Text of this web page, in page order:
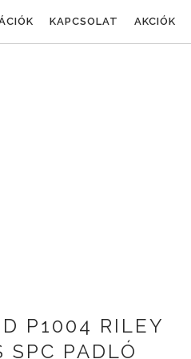
KAPCSOLAT AKCIÓK
P1004 RILEY
SPC PADLÓ